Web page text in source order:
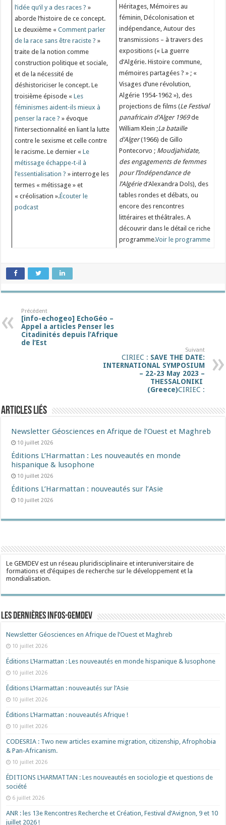
l’idée qu’il y a des races ? »
aborde l’histoire de ce concept.
Le deuxième «Comment parler
de la race sans être raciste ?»
traite de la notion comme
construction politique et sociale,
et de la nécessité de
déshistoriciser le concept. Le
troisième épisode «Les
féminismes aident-ils mieux à
penser la race ?» évoque
l’intersectionnalité en liant la lutte
contre le sexisme et celle contre
le racisme. Le dernier «Le
métissage échappe-t-il à
l’essentialisation ?» interroge les
termes « métissage » et
« créolisation ».Écouter le
podcast
Héritages, Mémoires au
féminin, Décolonisation et
indépendance, Autour des
transmissions – à travers des
expositions (« La guerre
d’Algérie. Histoire commune,
mémoires partagées ? » ; «
Visages d’une révolution,
Algérie 1954-1962 »), des
projections de films (Le Festival
panafricain d’Alger 1969de
William Klein ;La bataille
d’Alger(1966) de Gillo
Pontecorvo ; Moudjahidate,
des engagements de femmes
pour l’Indépendance de
l’Algéried’Alexandra Dols), des
tables rondes et débats, ou
encore des rencontres
littéraires et théâtrales. A
découvrir dans le détail ce riche
programme.Voir le programme
Précédent
[info-echogeo] EchoGéo –
Appel a articles Penser les
Citadinités depuis l’Afrique
de l’Est
Suivant
CIRIEC : SAVE THE DATE:
INTERNATIONAL SYMPOSIUM
– 22-23 May 2023 –
THESSALONIKI
(Greece)CIRIEC :
Articles liés
Newsletter Géosciences en Afrique de l’Ouest et Maghreb
10 juillet 2026
Éditions L’Harmattan : Les nouveautés en monde
hispanique & lusophone
10 juillet 2026
Éditions L’Harmattan : nouveautés sur l’Asie
10 juillet 2026
Le GEMDEV est un réseau pluridisciplinaire et interuniversitaire de
formations et d’équipes de recherche sur le développement et la
mondialisation.
Les dernières Infos-Gemdev
Newsletter Géosciences en Afrique de l’Ouest et Maghreb
10 juillet 2026
Éditions L’Harmattan : Les nouveautés en monde hispanique & lusophone
10 juillet 2026
Éditions L’Harmattan : nouveautés sur l’Asie
10 juillet 2026
Éditions L’Harmattan : nouveautés Afrique !​
10 juillet 2026
CODESRIA : Two new articles examine migration, citizenship, Afrophobia
& Pan-Africanism.
10 juillet 2026
ÉDITIONS L’HARMATTAN : Les nouveautés en sociologie et questions de
société
6 juillet 2026
ANR : les 13e Rencontres Recherche et Création, Festival d’Avignon, 9 et 10
juillet 2026 !